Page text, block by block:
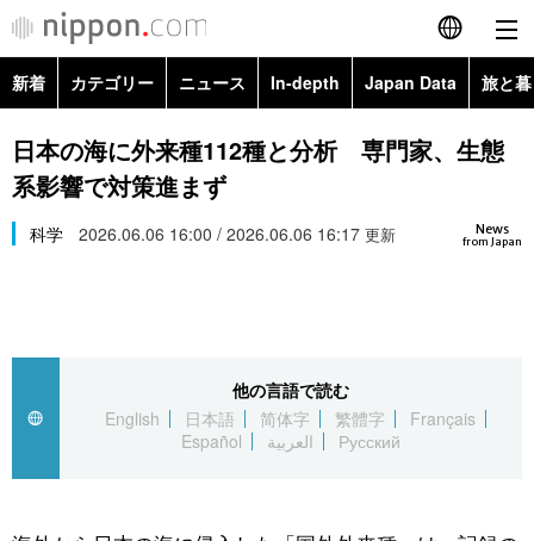
English
简体字
Русский
カテゴリー
経済・ビジネス
国際
トップ
アーカイブ
In-depth
Japan Data
新着 カテゴリー ニュース In-depth Japan Data 旅と
政治・外交
経済・ビジネス
Topics
日本の海に外来種112種と分析 専門家、生態
系影響で対策進まず
News
from Japan
科学 2026.06.06 16:00 / 2026.06.06 16:17 更新
他の言語で読む
English
日本語 简体字 繁體字
Français
Español
العربية Русский